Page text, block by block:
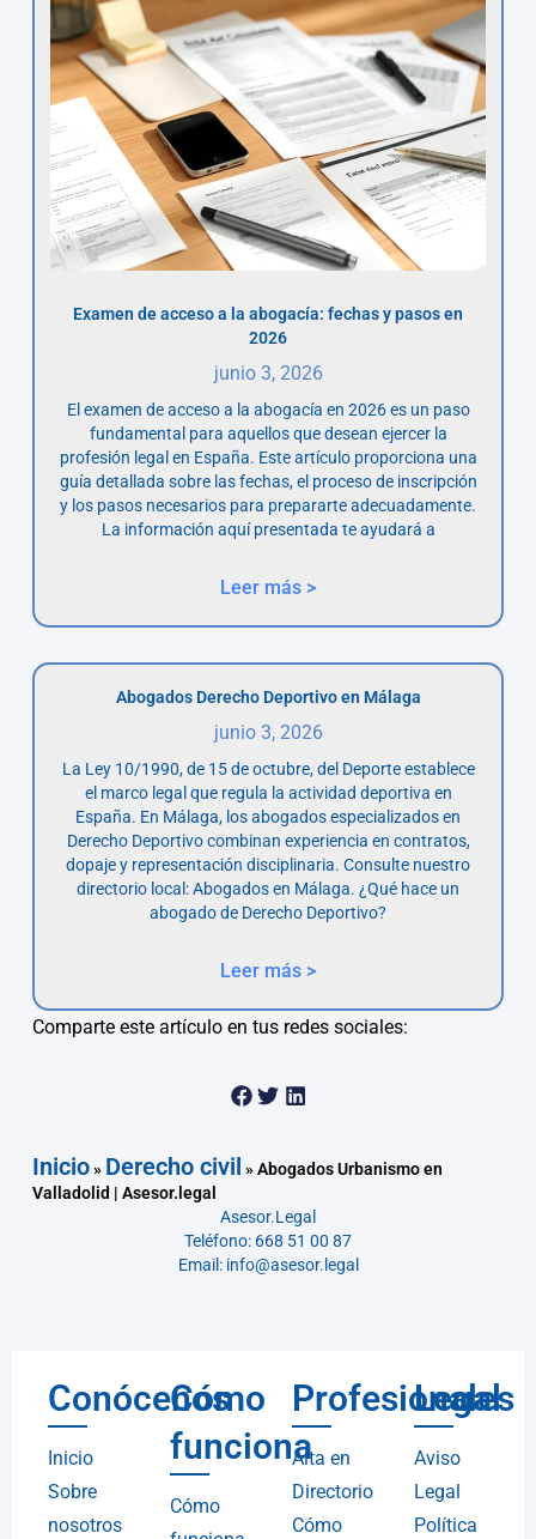
Examen de acceso a la abogacía: fechas y pasos en
2026
junio 3, 2026
El examen de acceso a la abogacía en 2026 es un paso
fundamental para aquellos que desean ejercer la
profesión legal en España. Este artículo proporciona una
guía detallada sobre las fechas, el proceso de inscripción
y los pasos necesarios para prepararte adecuadamente.
La información aquí presentada te ayudará a
Leer más >
Abogados Derecho Deportivo en Málaga
junio 3, 2026
La Ley 10/1990, de 15 de octubre, del Deporte establece
el marco legal que regula la actividad deportiva en
España. En Málaga, los abogados especializados en
Derecho Deportivo combinan experiencia en contratos,
dopaje y representación disciplinaria. Consulte nuestro
directorio local: Abogados en Málaga. ¿Qué hace un
abogado de Derecho Deportivo?
Leer más >
Comparte este artículo en tus redes sociales:
Inicio» Derecho civil »Abogados Urbanismo en
Valladolid | Asesor.legal
Asesor.Legal
Teléfono: 668 51 00 87
Email: info@asesor.legal
Conócenos
Inicio
Sobre
nosotros
Cómo
funciona
Cómo
Profesionales
Alta en
Directorio
Cómo
Legal
Aviso
Legal
Política